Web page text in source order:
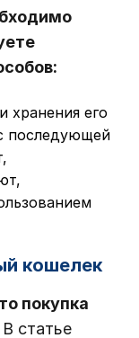
хранения его
последующей
кошелек
покупка
В статье